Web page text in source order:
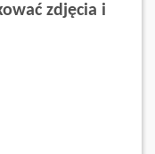
zdjęcia i